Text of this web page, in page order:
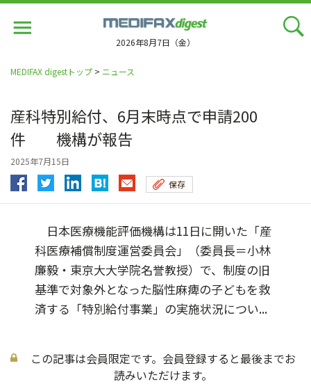
2026年8月7日（金）
MEDIFAX digestトップ > ニュース
産科特別給付、6月末時点で申請200
件 機構が報告
2025年7月15日
保存
日本医療機能評価機構は11日に開いた「産
科医療補償制度運営委員会」（委員長＝小林
廉毅・東京大大学院名誉教授）で、制度の旧
基準で対象外となった脳性麻痺の子どもを救
済する「特別給付事業」の実施状況につい...
この記事は会員限定です。会員登録すると最後までお
読みいただけます。